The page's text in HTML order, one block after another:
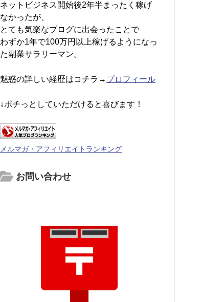
ネットビジネス開始後2年半まったく稼げ
なかったが、
とても気楽なブログに出会ったことで
わずか1年で100万円以上稼げるようになっ
た副業サラリーマン。
魅惑の詳しい経歴はコチラ→ プロフィール
↓ポチっとしていただけると喜びます！
メルマガ・アフィリエイトランキング
お問い合わせ